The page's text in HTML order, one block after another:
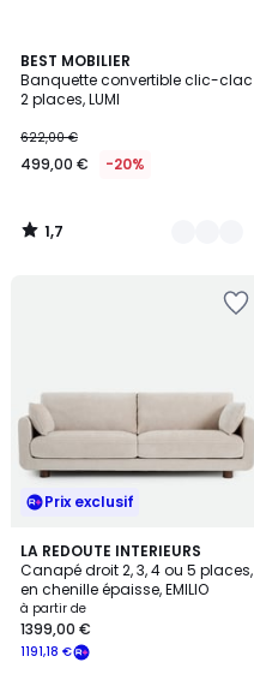
BEST MOBILIER
Banquette convertible clic-clac
2 places, LUMI
622,00 €
499,00 € -20%
1,7
/
5
4
Couleurs
1,7
/
Prix exclusif
LA REDOUTE INTERIEURS
Canapé droit 2, 3, 4 ou 5 places,
en chenille épaisse, EMILIO
à partir de
1191,18 €
1399,00 €
5
Couleurs